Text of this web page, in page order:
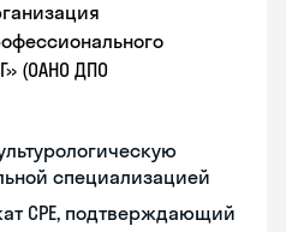
(ОАНО ДПО
специализацией
CPE, подтверждающий